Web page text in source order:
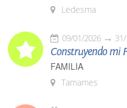
Ledesma
09/01/2026
Construyendo mi
FAMILIA
Tamames